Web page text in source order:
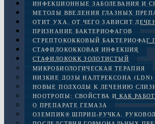
ИНФЕКЦИОННЫЕ ЗАБОЛЕВАНИЯ И
МЕТОДЫ ВВЕДЕНИЯ ГЛАЗНЫХ
ОТИТ УХА. ОТ ЧЕГО ЗАВИСИТ
ПРИЗНАНИЕ БАКТЕРИОФАГОВ
СТРЕПТОКОККОВЫЙ БАКТЕРИОФАГ
СТАФИЛОКОККОВАЯ ИНФЕКЦИЯ
СТАФИЛОКОКК ЗОЛОТИСТЫЙ
МИКРОБИОЛОГИЧЕСКАЯ ТЕРАПИЯ
НИЗКИЕ ДОЗЫ НАЛТРЕКСОНА (LDN)
НОВЫЕ ПОДХОДЫ К ЛЕЧЕНИЮ
НООТРОПЫ: СВОЙСТВА И КАК
О ПРЕПАРАТЕ ГЕМАЗА
ОЗЕМПИК® ШПРИЦ-РУЧКА,